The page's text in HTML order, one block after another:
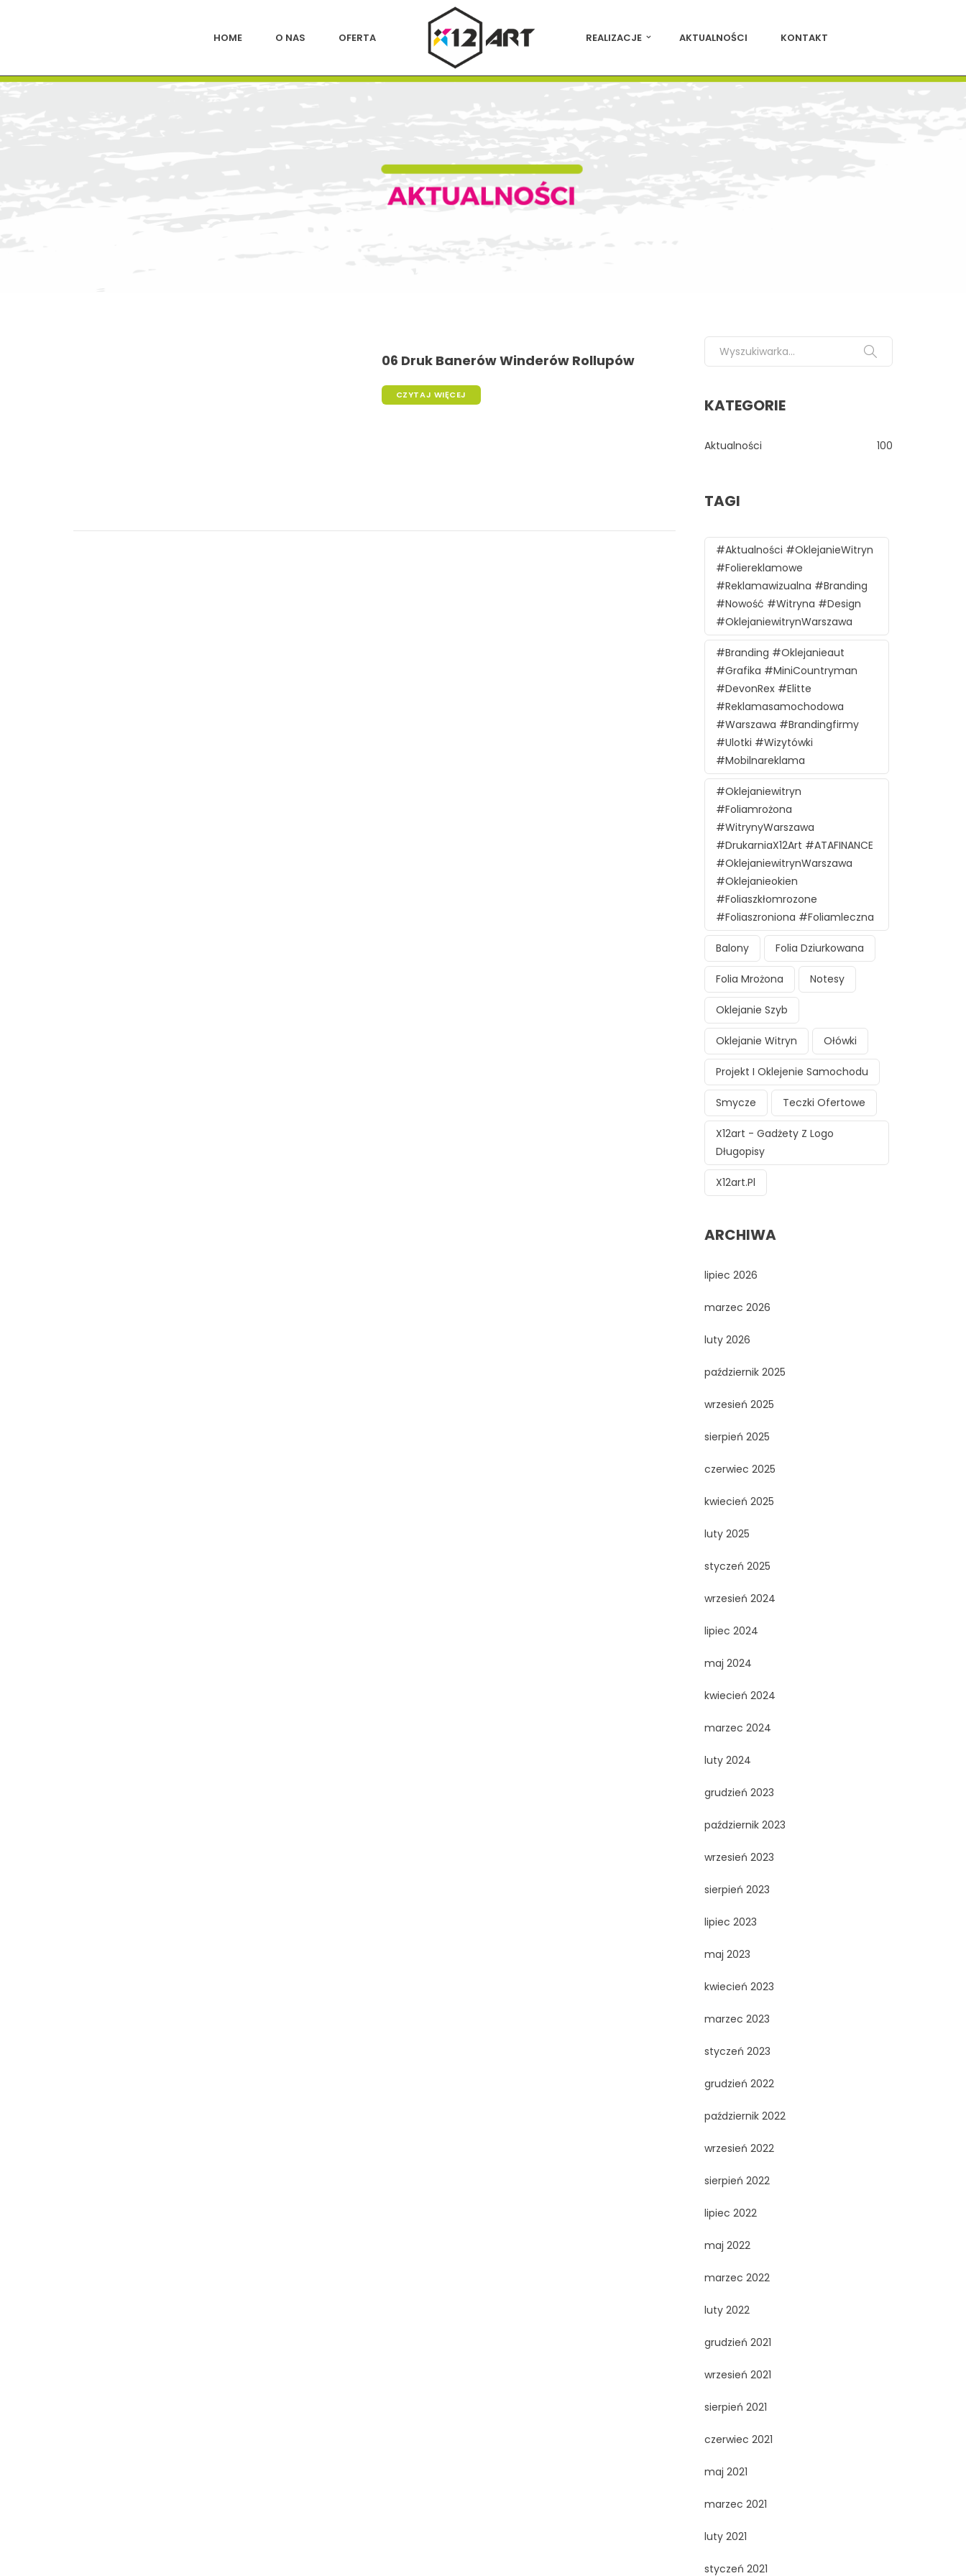
HOME O NAS OFERTA REALIZACJE AKTUALNOŚCI KONTAKT
06 Druk Banerów Winderów Rollupów
CZYTAJ WIĘCEJ
Search for:
KATEGORIE
Aktualności 100
TAGI
#aktualności #oklejanieWitryn
#foliereklamowe
#reklamawizualna #branding
#nowość #witryna #design
#oklejaniewitrynWarszawa
#branding #oklejanieaut
#grafika #MiniCountryman
#DevonRex #Elitte
#reklamasamochodowa
#Warszawa #brandingfirmy
#ulotki #wizytówki
#mobilnareklama
#oklejaniewitryn
#foliamrożona
#witrynyWarszawa
#DrukarniaX12Art #ATAFINANCE
#oklejaniewitrynWarszawa
#oklejanieokien
#foliaszkłomrozone
#foliaszroniona #foliamleczna
Balony Folia Dziurkowana
Folia Mrożona Notesy
Oklejanie Szyb
Oklejanie Witryn Ołówki
Projekt I Oklejenie Samochodu
Smycze Teczki Ofertowe
X12art - Gadżety Z Logo
Długopisy
X12art.pl
ARCHIWA
lipiec 2026
marzec 2026
luty 2026
październik 2025
wrzesień 2025
sierpień 2025
czerwiec 2025
kwiecień 2025
luty 2025
styczeń 2025
wrzesień 2024
lipiec 2024
maj 2024
kwiecień 2024
marzec 2024
luty 2024
grudzień 2023
październik 2023
wrzesień 2023
sierpień 2023
lipiec 2023
maj 2023
kwiecień 2023
marzec 2023
styczeń 2023
grudzień 2022
październik 2022
wrzesień 2022
sierpień 2022
lipiec 2022
maj 2022
marzec 2022
luty 2022
grudzień 2021
wrzesień 2021
sierpień 2021
czerwiec 2021
maj 2021
marzec 2021
luty 2021
styczeń 2021